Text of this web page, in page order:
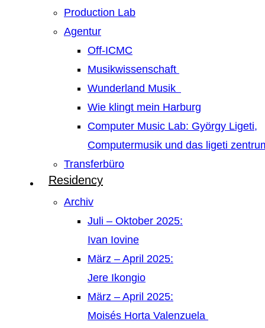
Production Lab
Agentur
Off-ICMC
Musikwissenschaft
Wunderland Musik
Wie klingt mein Harburg
Computer Music Lab: György Ligeti,
Computermusik und das ligeti
Transferbüro
Residency
Archiv
Juli – Oktober 2025:
Ivan Iovine
März – April 2025:
Jere Ikongio
März – April 2025:
Moisés Horta Valenzuela